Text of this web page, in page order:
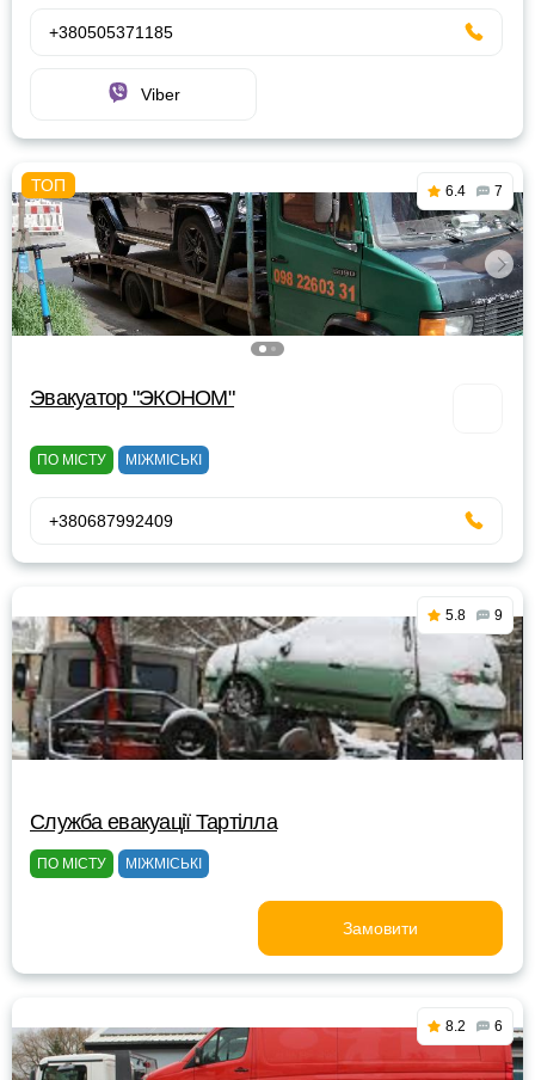
+380505371185
Viber
6.4 7
Эвакуатор "ЭКОНОМ"
ПО МІСТУ МІЖМІСЬКІ
+380687992409
5.8 9
Служба евакуації Тартілла
ПО МІСТУ МІЖМІСЬКІ
Замовити
8.2 6